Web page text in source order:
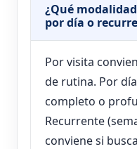
¿Qué
por día o
Por visita
de rutina. Por
completo o
Recurrente
conviene si